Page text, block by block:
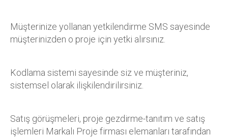
Müşterinize yollanan yetkilendirme SMS sayesinde
müşterinizden o proje için yetki alırsınız.
Kodlama sistemi sayesinde siz ve müşteriniz,
sistemsel olarak ilişkilendirilirsiniz.
Satış görüşmeleri, proje gezdirme-tanıtım ve satış
işlemleri Markalı Proje firması elemanları tarafından